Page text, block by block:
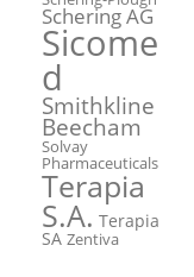
Schering AG
Sicome
d
Smithkline
Beecham
Solvay
Pharmaceuticals
Terapia
S.A. Terapia
SA Zentiva